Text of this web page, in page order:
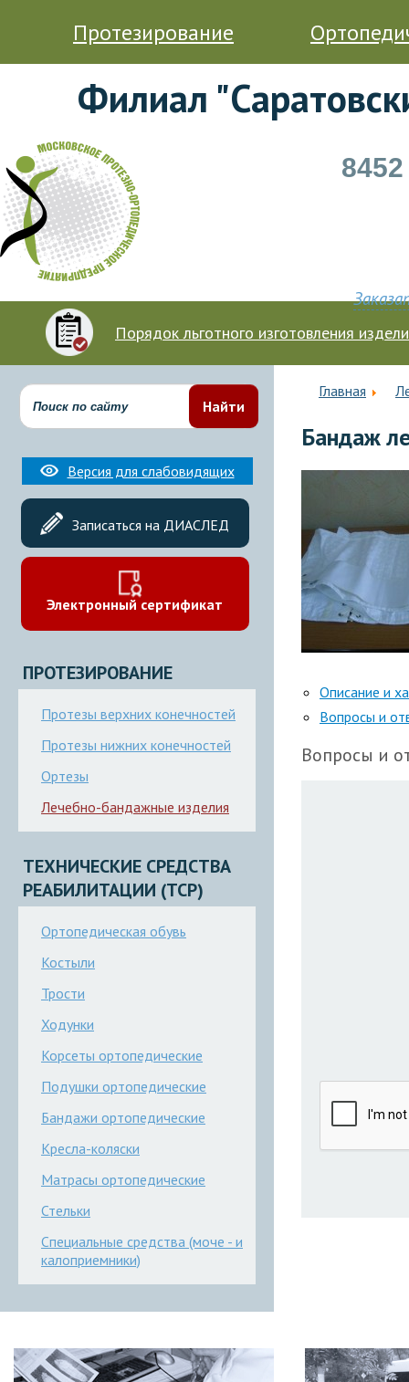
Протезирование
Филиал
8452
Порядок льготного изготовления
Главная
Бандаж
Описание и
Вопросы и
Вопросы и
Найти
Версия для слабовидящих
Записаться на ДИАСЛЕД
Электронный сертификат
ПРОТЕЗИРОВАНИЕ
Протезы верхних конечностей
Протезы нижних конечностей
Ортезы
Лечебно-бандажные изделия
ТЕХНИЧЕСКИЕ СРЕДСТВА
РЕАБИЛИТАЦИИ (ТСР)
Ортопедическая обувь
Костыли
Трости
Ходунки
Корсеты ортопедические
Подушки ортопедические
Бандажи ортопедические
Кресла-коляски
Матрасы ортопедические
Стельки
Специальные средства (моче - и
калоприемники)